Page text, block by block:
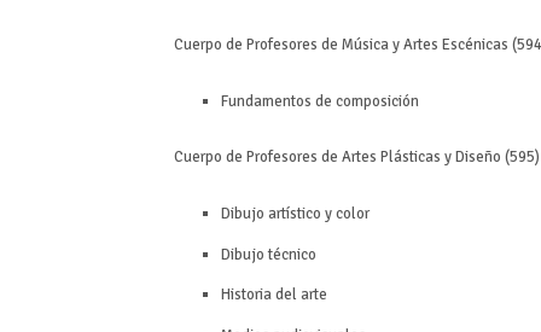
Cuerpo de Profesores de Música y Artes Escénicas
Fundamentos de composición
Cuerpo de Profesores de Artes Plásticas y Diseño (595)
Dibujo artístico y color
Dibujo técnico
Historia del arte